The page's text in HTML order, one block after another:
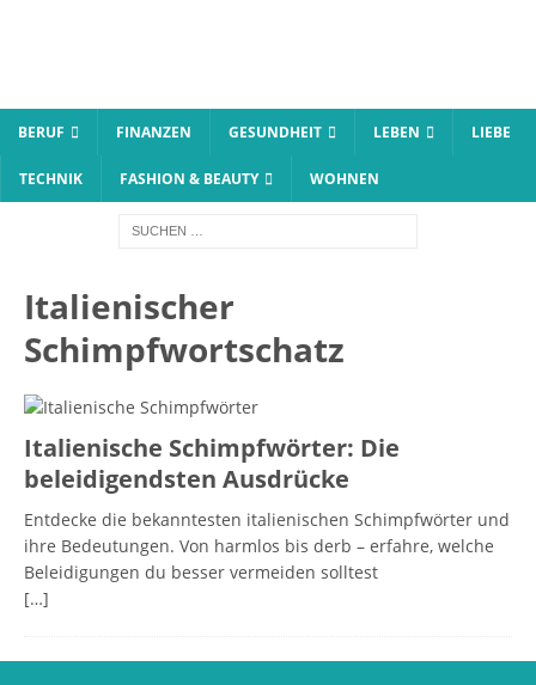
BERUF FINANZEN GESUNDHEIT LEBEN LIEBE
TECHNIK FASHION & BEAUTY WOHNEN
Italienischer
Schimpfwortschatz
Italienische Schimpfwörter: Die
beleidigendsten Ausdrücke
Entdecke die bekanntesten italienischen Schimpfwörter und
ihre Bedeutungen. Von harmlos bis derb – erfahre, welche
Beleidigungen du besser vermeiden solltest
[…]